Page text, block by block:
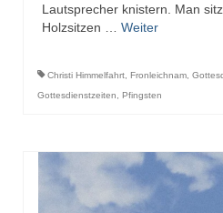
Lautsprecher knistern. Man
Holzsitzen … Weiter
Christi Himmelfahrt, Fronleichnam,
Gottesdienstzeiten, Pfingsten